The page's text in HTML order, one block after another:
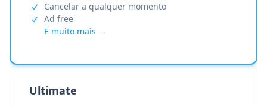
Cancelar a qualquer momento
Ad free
E muito mais →
Ultimate